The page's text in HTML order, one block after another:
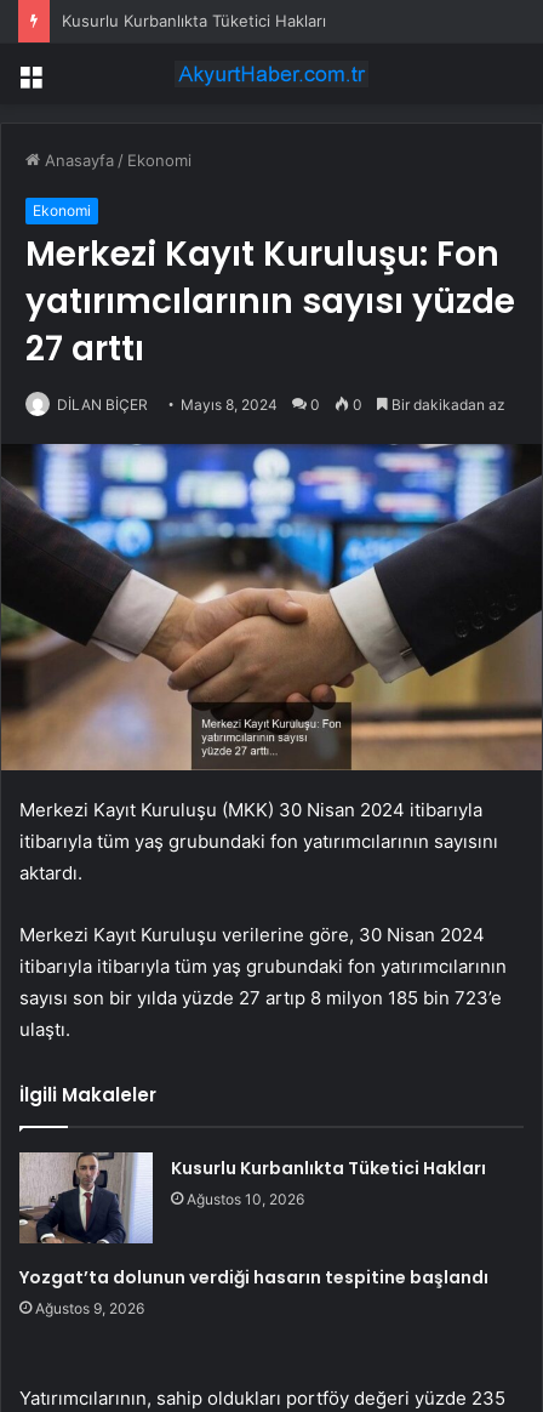
Kusurlu Kurbanlıkta Tüketici Hakları
Menü
Anasayfa / Ekonomi
Ekonomi
Merkezi Kayıt Kuruluşu: Fon
yatırımcılarının sayısı yüzde
27 arttı
DİLAN BİÇER Mayıs 8, 2024 0 0 Bir dakikadan az
Merkezi Kayıt Kuruluşu (MKK) 30 Nisan 2024 itibarıyla
itibarıyla tüm yaş grubundaki fon yatırımcılarının sayısını
aktardı.
Merkezi Kayıt Kuruluşu verilerine göre, 30 Nisan 2024
itibarıyla itibarıyla tüm yaş grubundaki fon yatırımcılarının
sayısı son bir yılda yüzde 27 artıp 8 milyon 185 bin 723’e
ulaştı.
İlgili Makaleler
Kusurlu Kurbanlıkta Tüketici Hakları
Ağustos 10, 2026
Yozgat’ta dolunun verdiği hasarın tespitine başlandı
Ağustos 9, 2026
Yatırımcılarının, sahip oldukları portföy değeri yüzde 235